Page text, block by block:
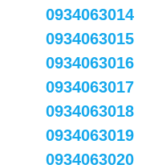
0934063014
0934063015
0934063016
0934063017
0934063018
0934063019
0934063020